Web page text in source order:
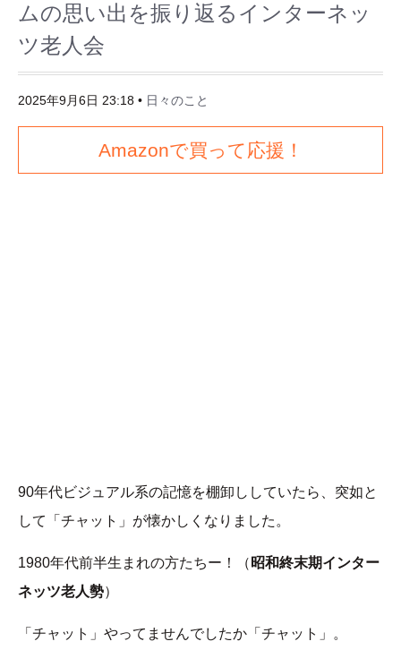
ムの思い出を振り返るインターネッ
ツ老人会
2025年9月6日 23:18 • 日々のこと
Amazonで買って応援！
90年代ビジュアル系の記憶を棚卸ししていたら、突如と
して「チャット」が懐かしくなりました。
1980年代前半生まれの方たちー！（ 昭和終末期インター
ネッツ老人勢）
「チャット」やってませんでしたか「チャット」。